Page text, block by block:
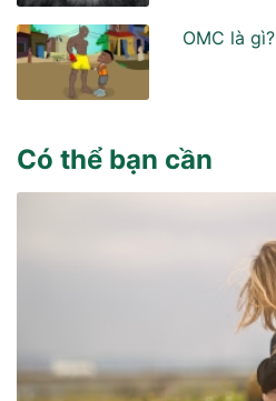
OMC là gì?
Có thể bạn cần